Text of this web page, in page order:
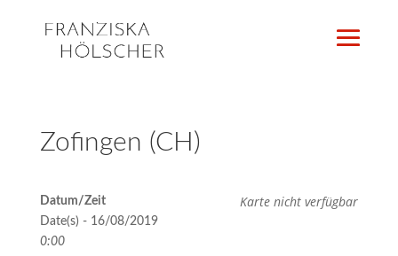
Zofingen (CH)
Karte nicht verfügbar
Datum/Zeit
Date(s) - 16/08/2019
0:00